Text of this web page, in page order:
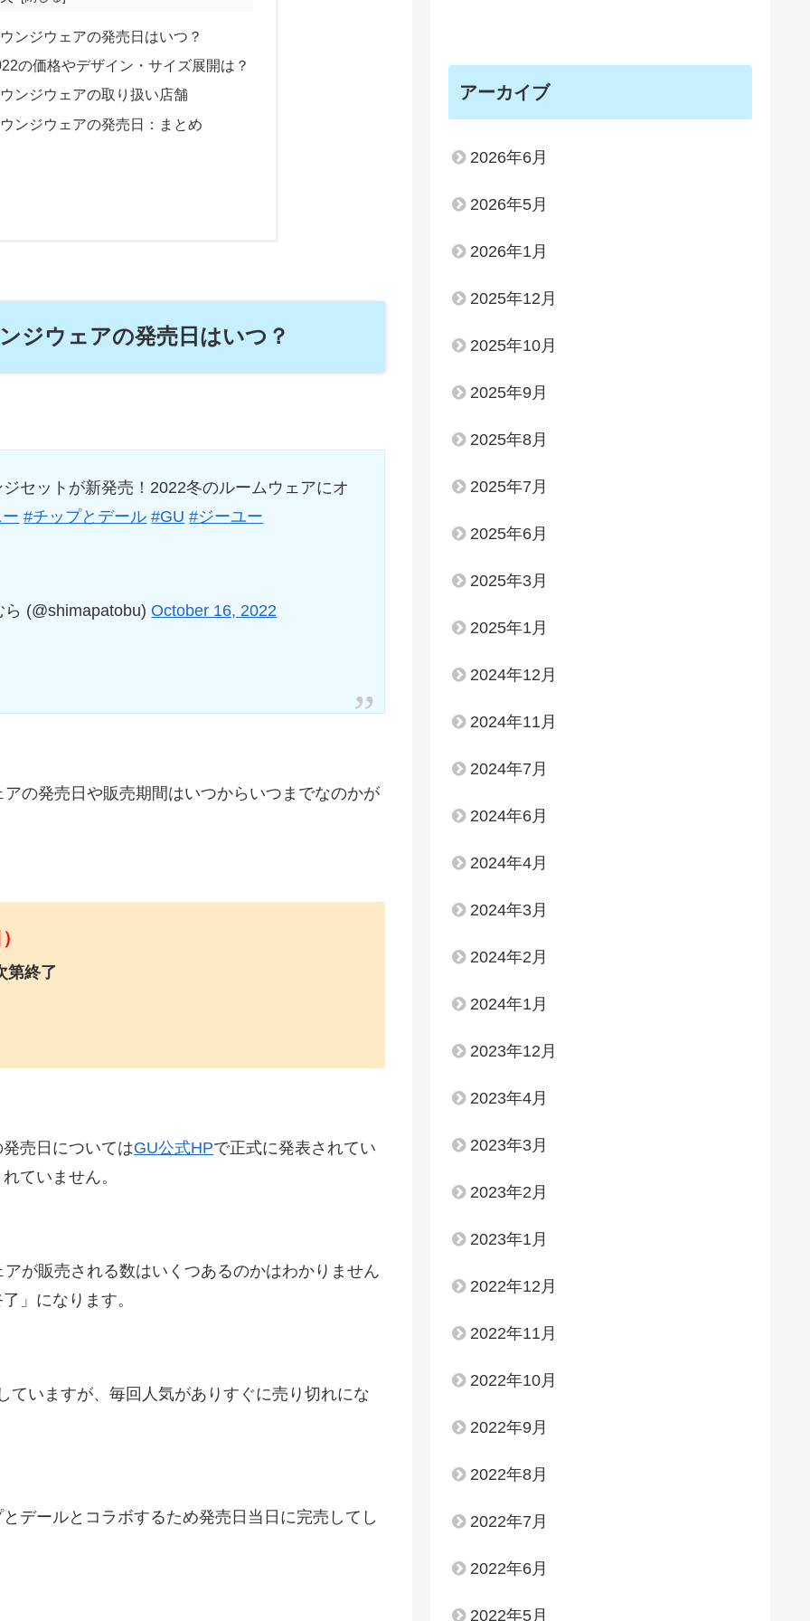
ンジウェアの発売日はいつ？
の価格やデザイン・サイズ展開は？
ンジウェアの取り扱い店舗
ンジウェアの発売日：まとめ
ジウェアの発売日はいつ？
セットが新発売！2022冬のルームウェアにオ
#チップとデール #GU #ジーユー
(@shimapatobu) October 16, 2022
の発売日や販売期間はいつからいつまでなのかが
第終了
売日についてはGU公式HPで正式に発表されてい
ていません。
が販売される数はいくつあるのかはわかりません
」になります。
いますが、毎回人気がありすぐに売り切れにな
デールとコラボするため発売日当日に完売してし
アーカイブ
2026年6月
2026年5月
2026年1月
2025年12月
2025年10月
2025年9月
2025年8月
2025年7月
2025年6月
2025年3月
2025年1月
2024年12月
2024年11月
2024年7月
2024年6月
2024年4月
2024年3月
2024年2月
2024年1月
2023年12月
2023年4月
2023年3月
2023年2月
2023年1月
2022年12月
2022年11月
2022年10月
2022年9月
2022年8月
2022年7月
2022年6月
2022年5月